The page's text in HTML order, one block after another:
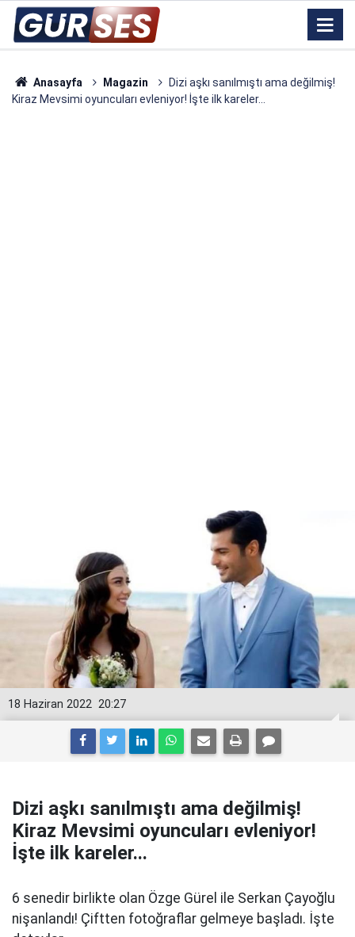
Anasayfa Magazin
Dizi aşkı sanılmıştı ama değilmiş!
Kiraz Mevsimi oyuncuları evleniyor! İşte ilk kareler...
20:27
18 Haziran 2022
Dizi aşkı sanılmıştı ama değilmiş!
Kiraz Mevsimi oyuncuları evleniyor!
İşte ilk kareler...
6 senedir birlikte olan Özge Gürel ile Serkan Çayoğlu
nişanlandı! Çiftten fotoğraflar gelmeye başladı. İşte